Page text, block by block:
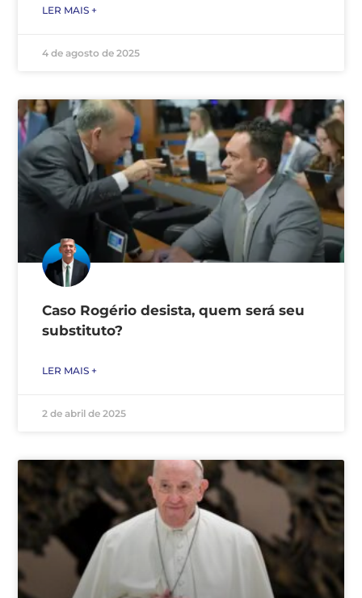
LER MAIS +
4 de agosto de 2025
Caso Rogério desista, quem será seu
substituto?
LER MAIS +
2 de abril de 2025